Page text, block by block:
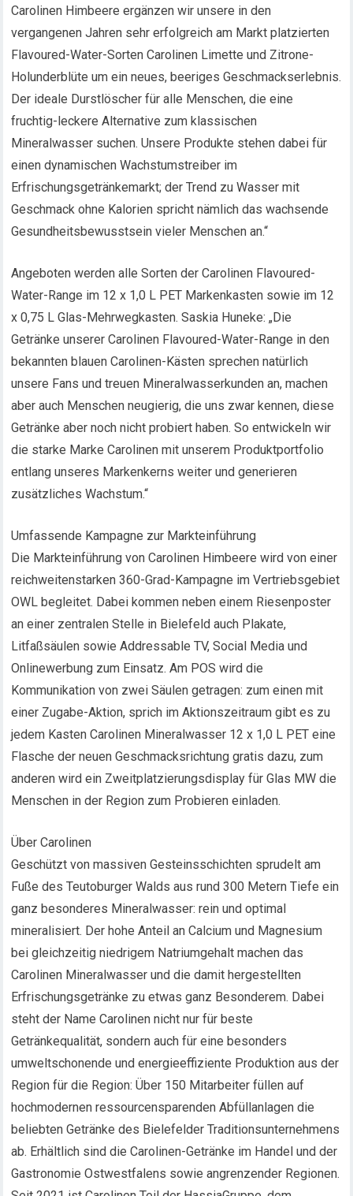
Carolinen Himbeere ergänzen wir unsere in den
vergangenen Jahren sehr erfolgreich am Markt platzierten
Flavoured-Water-Sorten Carolinen Limette und Zitrone-
Holunderblüte um ein neues, beeriges Geschmackserlebnis.
Der ideale Durstlöscher für alle Menschen, die eine
fruchtig-leckere Alternative zum klassischen
Mineralwasser suchen. Unsere Produkte stehen dabei für
einen dynamischen Wachstumstreiber im
Erfrischungsgetränkemarkt; der Trend zu Wasser mit
Geschmack ohne Kalorien spricht nämlich das wachsende
Gesundheitsbewusstsein vieler Menschen an.“
Angeboten werden alle Sorten der Carolinen Flavoured-
Water-Range im 12 x 1,0 L PET Markenkasten sowie im 12
x 0,75 L Glas-Mehrwegkasten. Saskia Huneke: „Die
Getränke unserer Carolinen Flavoured-Water-Range in den
bekannten blauen Carolinen-Kästen sprechen natürlich
unsere Fans und treuen Mineralwasserkunden an, machen
aber auch Menschen neugierig, die uns zwar kennen, diese
Getränke aber noch nicht probiert haben. So entwickeln wir
die starke Marke Carolinen mit unserem Produktportfolio
entlang unseres Markenkerns weiter und generieren
zusätzliches Wachstum.“
Umfassende Kampagne zur Markteinführung
Die Markteinführung von Carolinen Himbeere wird von einer
reichweitenstarken 360-Grad-Kampagne im Vertriebsgebiet
OWL begleitet. Dabei kommen neben einem Riesenposter
an einer zentralen Stelle in Bielefeld auch Plakate,
Litfaßsäulen sowie Addressable TV, Social Media und
Onlinewerbung zum Einsatz. Am POS wird die
Kommunikation von zwei Säulen getragen: zum einen mit
einer Zugabe-Aktion, sprich im Aktionszeitraum gibt es zu
jedem Kasten Carolinen Mineralwasser 12 x 1,0 L PET eine
Flasche der neuen Geschmacksrichtung gratis dazu, zum
anderen wird ein Zweitplatzierungsdisplay für Glas MW die
Menschen in der Region zum Probieren einladen.
Über Carolinen
Geschützt von massiven Gesteinsschichten sprudelt am
Fuße des Teutoburger Walds aus rund 300 Metern Tiefe ein
ganz besonderes Mineralwasser: rein und optimal
mineralisiert. Der hohe Anteil an Calcium und Magnesium
bei gleichzeitig niedrigem Natriumgehalt machen das
Carolinen Mineralwasser und die damit hergestellten
Erfrischungsgetränke zu etwas ganz Besonderem. Dabei
steht der Name Carolinen nicht nur für beste
Getränkequalität, sondern auch für eine besonders
umweltschonende und energieeffiziente Produktion aus der
Region für die Region: Über 150 Mitarbeiter füllen auf
hochmodernen ressourcensparenden Abfüllanlagen die
beliebten Getränke des Bielefelder Traditionsunternehmens
ab. Erhältlich sind die Carolinen-Getränke im Handel und der
Gastronomie Ostwestfalens sowie angrenzender Regionen.